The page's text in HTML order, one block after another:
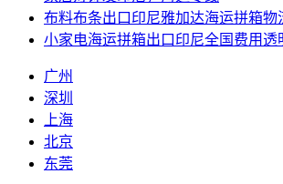
布料布条出口印尼雅加达海运拼箱物
小家电海运拼箱出口印尼全国费用透
广州
深圳
上海
北京
东莞